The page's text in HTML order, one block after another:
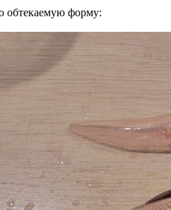
обтекаемую форму: